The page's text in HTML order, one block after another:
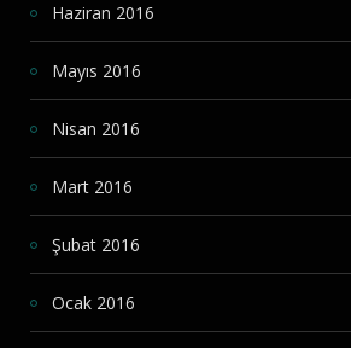
Haziran 2016
Mayıs 2016
Nisan 2016
Mart 2016
Şubat 2016
Ocak 2016